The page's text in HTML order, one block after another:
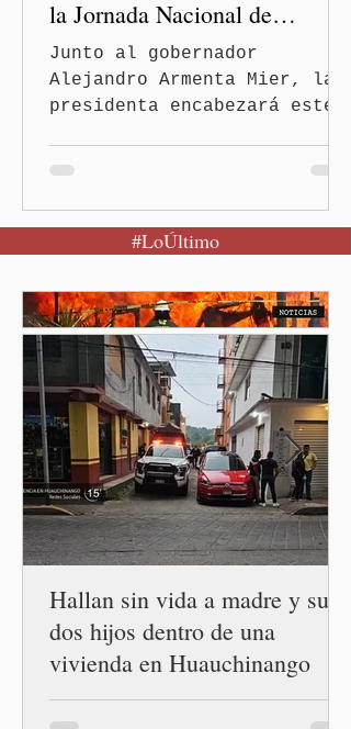
la Jornada Nacional de
Reforestación
Junto al gobernador
Alejandro Armenta Mier, la
presidenta encabezará este
de México.-Puebla será el
punto de partida de la
Reforestación, una
estrategia del Gobierno de
México que reunirá de
manera simultánea a
autoridades, ejidos,
comunidades y ciudadanía de
las 32 entidades para
impulsar la restauración de
los ecosistemas forestales.
Durante la Mañanera del
Pueblo, a través de un
#LoÚltimo
Hallan sin vida a madre y sus
dos hijos dentro de una
vivienda en Huauchinango